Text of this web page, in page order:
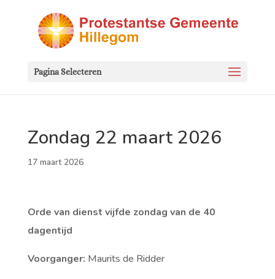
Pagina Selecteren
Zondag 22 maart 2026
17 maart 2026
Orde van dienst vijfde zondag van de 40
dagentijd
Voorganger: Maurits de Ridder